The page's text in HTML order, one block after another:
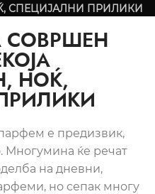
СПЕЦИЈАЛНИ ПРИЛИКИ
СОВРШЕН
НОЌ,
е предизвик,
Многумина ќе речат
на дневни,
но сепак многу